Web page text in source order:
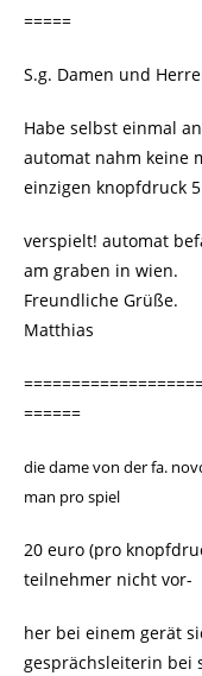
=====
S.g. Damen und
Habe selbst einmal
automat nahm keine
einzigen knopfdruck
verspielt! automat
am graben in wien.
Freundliche Grüße.
Matthias
======
die dame von der fa.
man pro spiel
20 euro (pro
teilnehmer nicht vor-
her bei einem gerät
gesprächsleiterin bei